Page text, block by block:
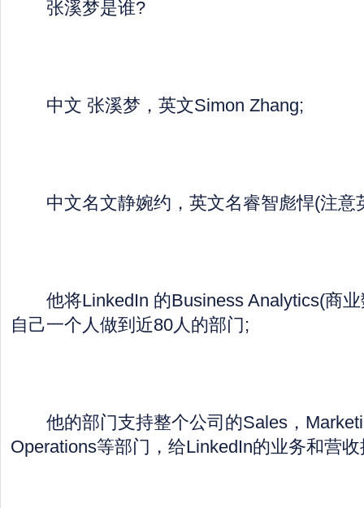
张溪梦是谁?
中文 张溪梦，英文Simon Zhang;
中文名文静婉约，英文名睿智彪悍(注意
他将LinkedIn 的Business Analytics(商业
自己一个人做到近80人的部门;
他的部门支持整个公司的Sales，
Operations等部门，给LinkedIn的业务和营